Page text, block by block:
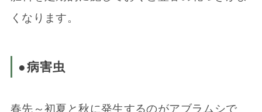
くなります。
●病害虫
春先～初夏と秋に発生するのがアブラムシで